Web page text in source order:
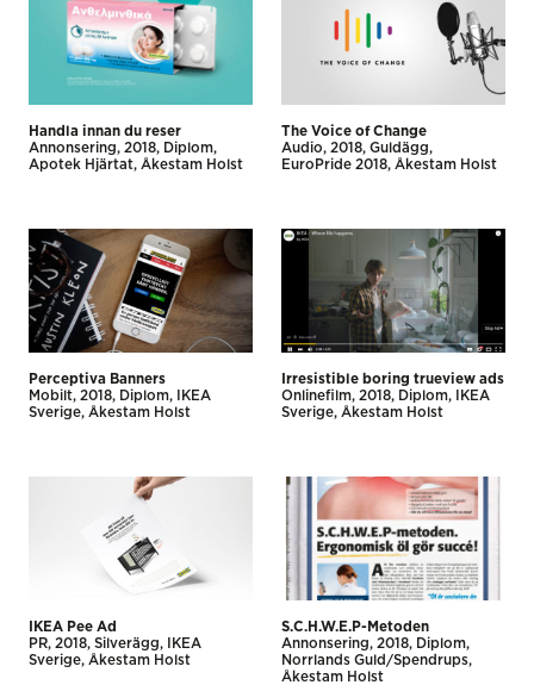
Handla innan du reser
Annonsering
2018
Diplom
Apotek Hjärtat
Åkestam Holst
The Voice of Change
Audio
2018 Guldägg
EuroPride 2018
Åkestam Holst
Perceptiva Banners
Mobilt 2018 Diplom
IKEA
Sverige
Åkestam Holst
Irresistible boring trueview ads
Onlinefilm 2018 Diplom
IKEA
Sverige
Åkestam Holst
IKEA Pee Ad
PR 2018 Silverägg
IKEA
Sverige
Åkestam Holst
S.C.H.W.E.P-Metoden
Annonsering
2018
Diplom
Norrlands Guld/Spendrups
Åkestam Holst